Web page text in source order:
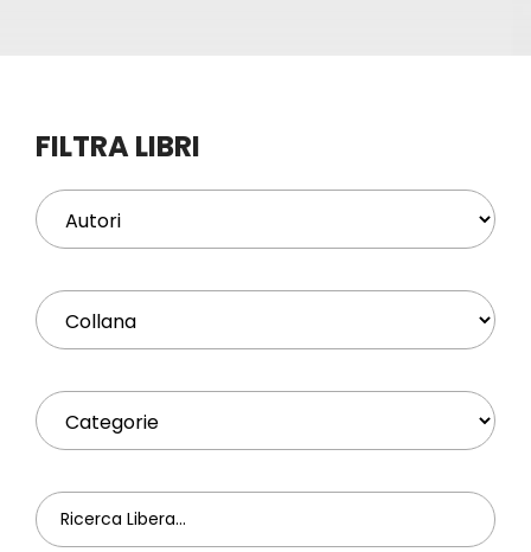
Profilo
FILTRA LIBRI